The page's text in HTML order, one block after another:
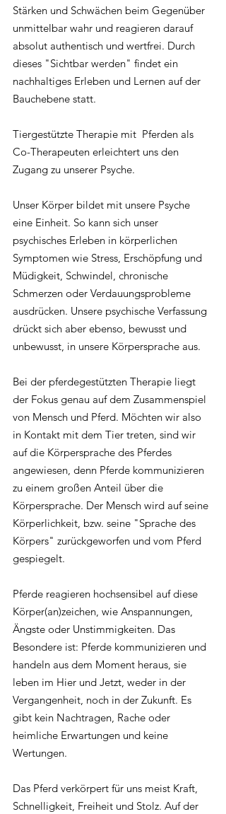
Stärken und Schwächen beim Gegenüber
unmittelbar wahr und reagieren darauf
absolut authentisch und wertfrei. Durch
dieses "Sichtbar werden" findet ein
nachhaltiges Erleben und Lernen auf der
Bauchebene statt.
Tiergestützte Therapie mit  Pferden als
Co-Therapeuten erleichtert uns den
Zugang zu unserer Psyche.
Unser Körper bildet mit unsere Psyche
eine Einheit. So kann sich unser
psychisches Erleben in körperlichen
Symptomen wie Stress, Erschöpfung und
Müdigkeit, Schwindel, chronische
Schmerzen oder Verdauungsprobleme
ausdrücken. Unsere psychische Verfassung
drückt sich aber ebenso, bewusst und
unbewusst, in unsere Körpersprache aus.
Bei der pferdegestützten Therapie liegt
der Fokus genau auf dem Zusammenspiel
von Mensch und Pferd. Möchten wir also
in Kontakt mit dem Tier treten, sind wir
auf die Körpersprache des Pferdes
angewiesen, denn Pferde kommunizieren
zu einem großen Anteil über die
Körpersprache. Der Mensch wird auf seine
Körperlichkeit, bzw. seine "Sprache des
Körpers" zurückgeworfen und vom Pferd
gespiegelt.
Pferde reagieren hochsensibel auf diese
Körper(an)zeichen, wie Anspannungen,
Ängste oder Unstimmigkeiten. Das
Besondere ist: Pferde kommunizieren und
handeln aus dem Moment heraus, sie
leben im Hier und Jetzt, weder in der
Vergangenheit, noch in der Zukunft. Es
gibt kein Nachtragen, Rache oder
heimliche Erwartungen und keine
Wertungen.
Das Pferd verkörpert für uns meist Kraft,
Schnelligkeit, Freiheit und Stolz. Auf der